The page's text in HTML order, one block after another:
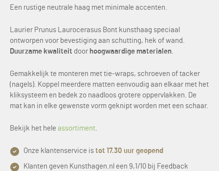
Een rustige neutrale haag met minimale accenten.
Laurier Prunus Laurocerasus Bont kunsthaag speciaal
ontworpen voor bevestiging aan schutting, hek of wand.
Duurzame kwaliteit door hoogwaardige materialen.
Gemakkelijk te monteren met tie-wraps, schroeven of tacker
(nagels). Koppel meerdere matten eenvoudig aan elkaar met het
kliksysteem en bedek zo naadloos grotere oppervlakken. De
mat kan in elke gewenste vorm geknipt worden met een schaar.
Bekijk het hele assortiment.
Onze klantenservice is tot 17.30 uur geopend
Klanten geven Kunsthagen.nl een 9,1/10 bij Feedback